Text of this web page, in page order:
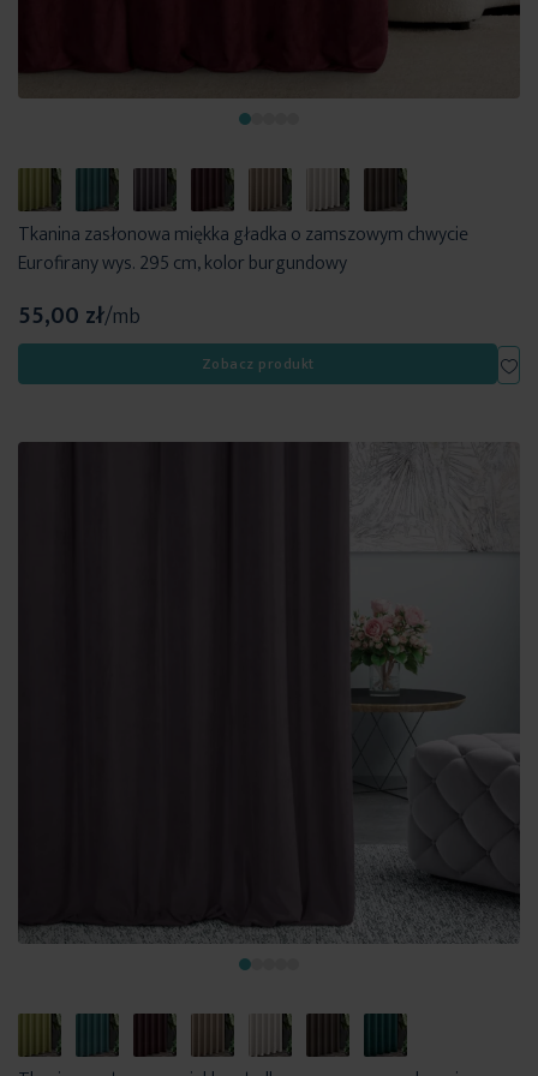
Tkanina zasłonowa miękka gładka o zamszowym chwycie
Eurofirany wys. 295 cm, kolor burgundowy
55,00 zł/mb
Zobacz produkt